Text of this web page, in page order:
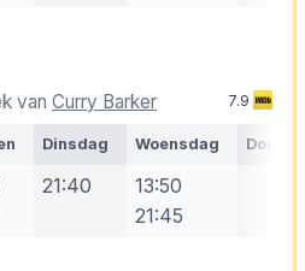
van Curry Barker 7.9
Dinsdag Woensdag
21:40
13:50
21:45